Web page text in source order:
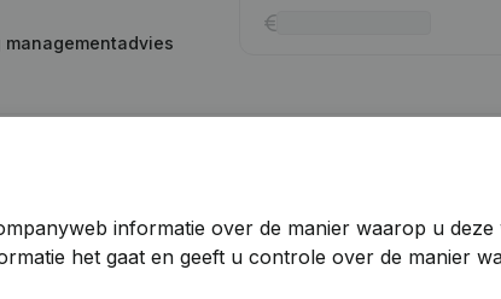
of granulaire details
informatie over de manier waarop u deze
het gaat en geeft u controle over de manier